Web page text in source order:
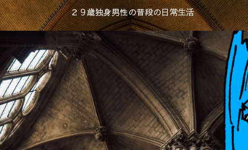
２９歳独身男性の普段の日常生活